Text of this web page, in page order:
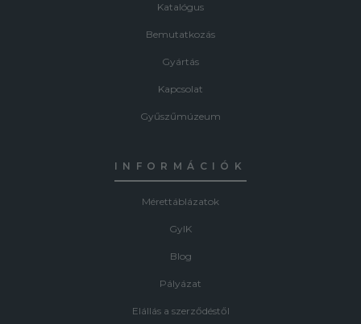
Katalógus
Bemutatkozás
Gyártás
Kapcsolat
Gyűszűmúzeum
INFORMÁCIÓK
Mérettáblázatok
GyIK
Blog
Pályázat
Elállás a szerződéstől